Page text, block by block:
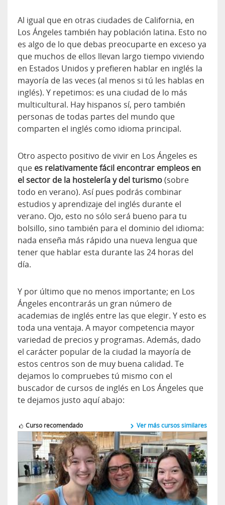
Al igual que en otras ciudades de California, en
Los Ángeles también hay población latina. Esto no
es algo de lo que debas preocuparte en exceso ya
que muchos de ellos llevan largo tiempo viviendo
en Estados Unidos y prefieren hablar en inglés la
mayoría de las veces (al menos si tú les hablas en
inglés). Y repetimos: es una ciudad de lo más
multicultural. Hay hispanos sí, pero también
personas de todas partes del mundo que
comparten el inglés como idioma principal.
Otro aspecto positivo de vivir en Los Ángeles es
que es relativamente fácil encontrar empleos en
el sector de la hostelería y del turismo(sobre
todo en verano). Así pues podrás combinar
estudios y aprendizaje del inglés durante el
verano. Ojo, esto no sólo será bueno para tu
bolsillo, sino también para el dominio del idioma:
nada enseña más rápido una nueva lengua que
tener que hablar esta durante las 24 horas del
día.
Y por último que no menos importante; en Los
Ángeles encontrarás un gran número de
academias de inglés entre las que elegir. Y esto es
toda una ventaja. A mayor competencia mayor
variedad de precios y programas. Además, dado
el carácter popular de la ciudad la mayoría de
estos centros son de muy buena calidad. Te
dejamos lo compruebes tú mismo con el
buscador de cursos de inglés en Los Ángeles que
te dejamos justo aquí abajo:
Curso recomendado Ver más cursos similares